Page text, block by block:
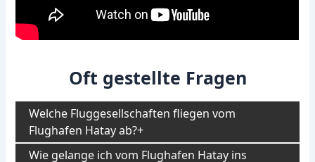
Oft gestellte Fragen
Welche Fluggesellschaften fliegen vom
Flughafen Hatay ab?
Wie gelange ich vom Flughafen Hatay ins